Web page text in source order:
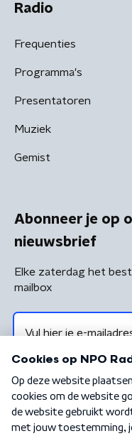
Radio
Frequenties
Programma's
Presentatoren
Muziek
Gemist
Abonneer je op
nieuwsbrief
Elke zaterdag het
mailbox
Algemene voorwaarden